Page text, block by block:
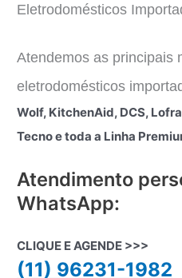
Eletrodomésticos
Atendemos as principais
eletrodomésticos
Wolf, KitchenAid, DCS,
Tecno e toda a Linha
Atendimento
WhatsApp:
CLIQUE E AGENDE >>>
(11) 96231-1982